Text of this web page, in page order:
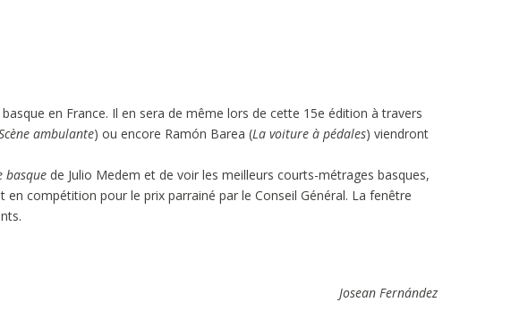
en France. Il en sera de même lors de cette 15e édition à travers
ambulante) ou encore Ramón Barea (La voiture à pédales) viendront
basque de Julio Medem et de voir les meilleurs courts-métrages basques,
en compétition pour le prix parrainé par le Conseil Général. La fenêtre
Josean Fernández